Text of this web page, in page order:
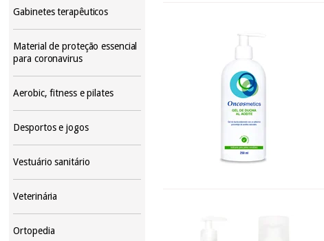
Gabinetes terapêuticos
Material de proteção essencial
para coronavirus
Aerobic, fitness e pilates
Desportos e jogos
Vestuário sanitário
Veterinária
Ortopedia